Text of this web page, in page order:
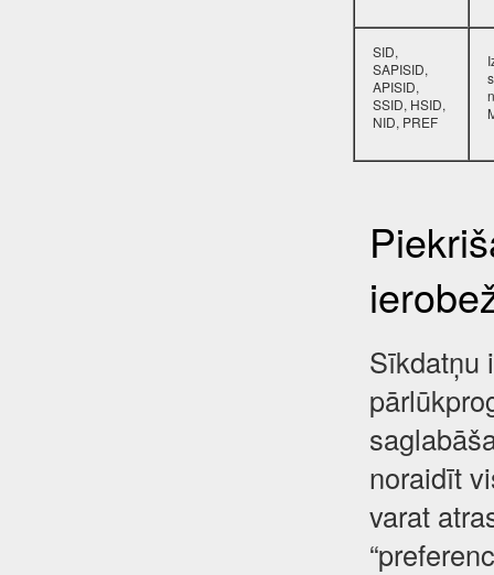
SID,
SAPISID,
APISID,
SSID, HSID,
NID, PREF
Sīkdatņu
noraidīt
varat